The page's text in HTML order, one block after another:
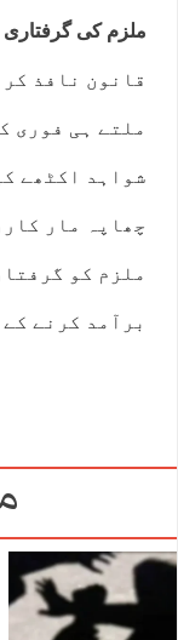
ملزم کی گرفتاری
قانون نافذ
ملتے ہی فوری
شواہد اکٹھے
چھاپہ مار
ملزم کو
برآمد کرنے